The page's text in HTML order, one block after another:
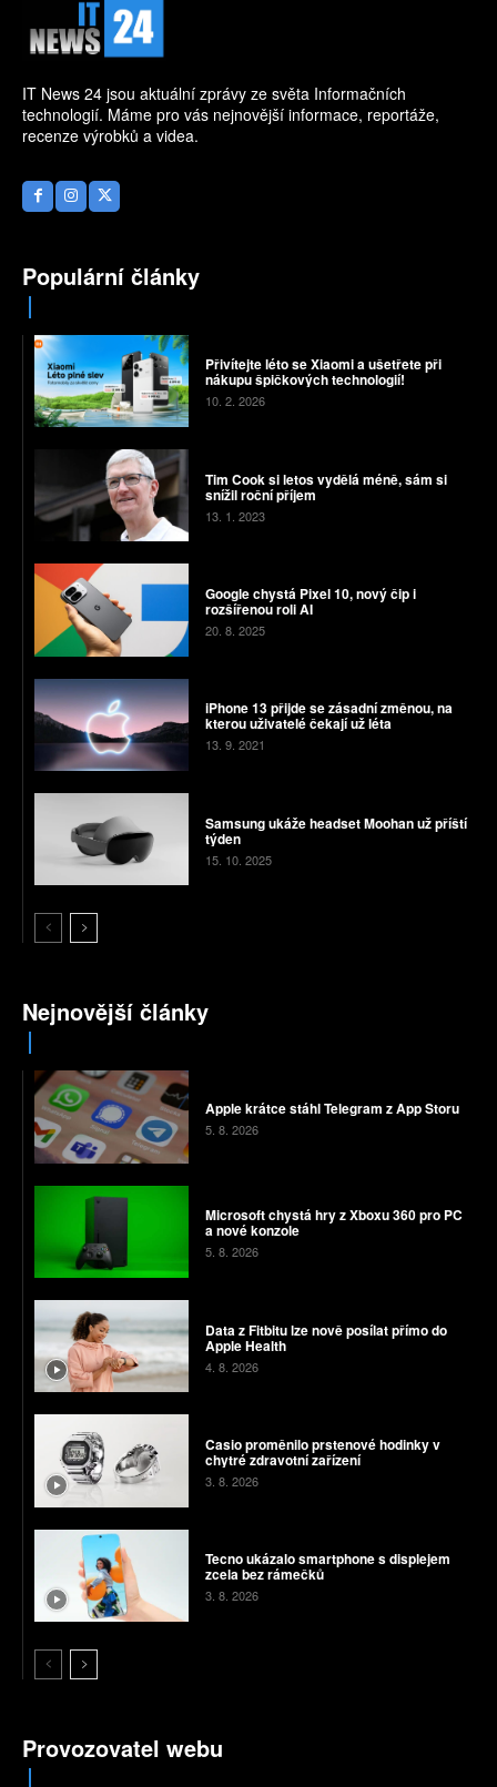
IT News 24 jsou aktuální zprávy ze světa Informačních
technologií. Máme pro vás nejnovější informace, reportáže,
recenze výrobků a videa.
Populární články
Přivítejte léto se Xiaomi a ušetřete při
nákupu špičkových technologií!
10. 2. 2026
Tim Cook si letos vydělá méně, sám si
snížil roční příjem
13. 1. 2023
Google chystá Pixel 10, nový čip i
rozšířenou roli AI
20. 8. 2025
iPhone 13 přijde se zásadní změnou, na
kterou uživatelé čekají už léta
13. 9. 2021
Samsung ukáže headset Moohan už příští
týden
15. 10. 2025
Nejnovější články
Apple krátce stáhl Telegram z App Storu
5. 8. 2026
Microsoft chystá hry z Xboxu 360 pro PC
a nové konzole
5. 8. 2026
Data z Fitbitu lze nově posílat přímo do
Apple Health
4. 8. 2026
Casio proměnilo prstenové hodinky v
chytré zdravotní zařízení
3. 8. 2026
Tecno ukázalo smartphone s displejem
zcela bez rámečků
3. 8. 2026
Provozovatel webu